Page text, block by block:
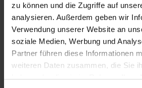
zu können und die Zugriffe auf
analysieren. Außerdem geben wir
Verwendung unserer Website an
soziale Medien, Werbung und
Partner führen diese Informationen
weiteren Daten zusammen, die Sie
haben oder die sie im Rahmen Ihrer
Print: FineArt Giclée
baryt
Bilderrahmen Material:
Premium Ummantelung
Bilderrahmen Bauart: